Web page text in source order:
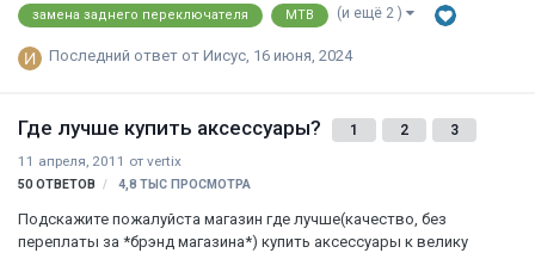
какую сторону смотреть.. Катаю в основном город, но езжу
довольно быстро, агрессивно, прыгаю частенько, вешу под 100 кг..
Могу и в крутую гору заехать, могу 30 км ч ехать по автодороге.
мнение, что лучше выбрать, что лучше по надежности? Слышал,
что между deore/slx/xt отличий в переключателях задних нет…
Последний ответ от Иисус, 16 июня, 2024
замена заднего переключателя MTB (и ещё 2 )
Где лучше купить аксессуары? 1 2
3
11 апреля, 2011 от vertix
50 ОТВЕТОВ 4,8 ТЫС ПРОСМОТРА
Подскажите пожалуйста магазин где лучше(качество, без
переплаты за *брэнд магазина*) купить аксессуары к велику